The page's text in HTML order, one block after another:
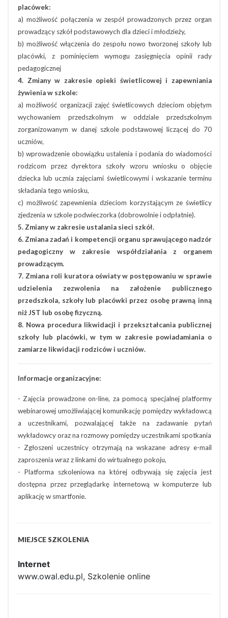
placówek:
a) możliwość połączenia w zespół prowadzonych przez organ
prowadzący szkół podstawowych dla dzieci i młodzieży,
b) możliwość włączenia do zespołu nowo tworzonej szkoły lub
placówki, z pominięciem wymogu zasięgnięcia opinii rady
pedagogicznej
4. Zmiany w zakresie opieki świetlicowej i zapewniania
żywienia w szkole:
a) możliwość organizacji zajęć świetlicowych dzieciom objętym
wychowaniem przedszkolnym w oddziale przedszkolnym
zorganizowanym w danej szkole podstawowej liczącej do 70
uczniów,
b) wprowadzenie obowiązku ustalenia i podania do wiadomości
rodzicom przez dyrektora szkoły wzoru wniosku o objęcie
dziecka lub ucznia zajęciami świetlicowymi i wskazanie terminu
składania tego wniosku,
c) możliwość zapewnienia dzieciom korzystającym ze świetlicy
zjedzenia w szkole podwieczorka (dobrowolnie i odpłatnie).
5. Zmiany w zakresie ustalania sieci szkół.
6. Zmiana zadań i kompetencji organu sprawującego nadzór
pedagogiczny w zakresie współdziałania z organem
prowadzącym.
7. Zmiana roli kuratora oświaty w postępowaniu w sprawie
udzielenia zezwolenia na założenie publicznego
przedszkola, szkoły lub placówki przez osobę prawną inną
niż JST lub osobę fizyczną.
8. Nowa procedura likwidacji i przekształcania publicznej
szkoły lub placówki, w tym w zakresie powiadamiania o
zamiarze likwidacji rodziców i uczniów.
Informacje organizacyjne:
- Zajęcia prowadzone on-line, za pomocą specjalnej platformy
webinarowej umożliwiającej komunikację pomiędzy wykładowcą
a uczestnikami, pozwalającej także na zadawanie pytań
wykładowcy oraz na rozmowy pomiędzy uczestnikami spotkania
- Zgłoszeni uczestnicy otrzymają na wskazane adresy e-mail
zaproszenia wraz z linkami do wirtualnego pokoju,
- Platforma szkoleniowa na której odbywają się zajęcia jest
dostępna przez przeglądarkę internetową w komputerze lub
aplikację w smartfonie.
MIEJSCE SZKOLENIA
Internet
www.owal.edu.pl, Szkolenie online